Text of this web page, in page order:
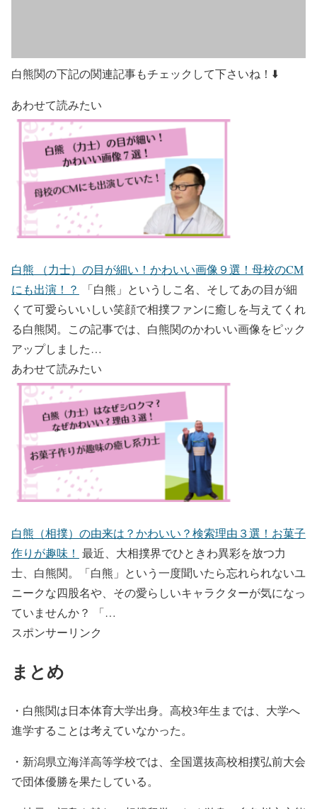
白熊関の下記の関連記事もチェックして下さいね！⬇️
あわせて読みたい
白熊 （力士）の目が細い！かわいい画像９選！母校のCM
にも出演！？
「白熊」というしこ名、そしてあの目が細
くて可愛らいいしい笑顔で相撲ファンに癒しを与えてくれ
る白熊関。この記事では、白熊関のかわいい画像をピック
アップしました…
あわせて読みたい
白熊（相撲）の由来は？かわいい？検索理由３選！お菓子
作りが趣味！ 最近、大相撲界でひときわ異彩を放つ力
士、白熊関。「白熊」という一度聞いたら忘れられないユ
ニークな四股名や、その愛らしいキャラクターが気になっ
ていませんか？ 「…
スポンサーリンク
まとめ
・白熊関は日本体育大学出身。高校3年生までは、大学へ
進学することは考えていなかった。
・新潟県立海洋高等学校では、全国選抜高校相撲弘前大会
で団体優勝を果たしている。